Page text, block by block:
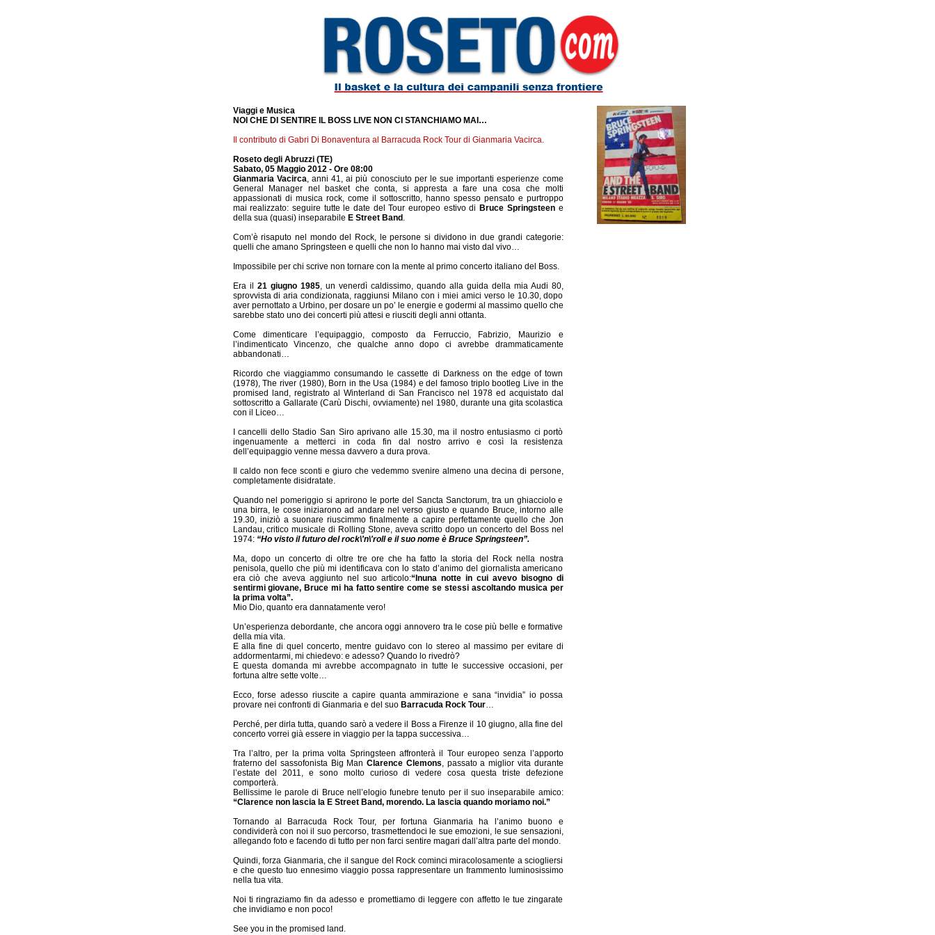
Viaggi e Musica
NOI CHE DI SENTIRE IL BOSS LIVE NON CI STANCHIAMO MAI…
Il contributo di Gabri Di Bonaventura al Barracuda Rock Tour di Gianmaria Vacirca.
Roseto degli Abruzzi (TE)
Sabato, 05 Maggio 2012 - Ore 08:00
Gianmaria Vacirca, anni 41, ai più conosciuto per le sue importanti esperienze come
General Manager nel basket che conta, si appresta a fare una cosa che molti
appassionati di musica rock, come il sottoscritto, hanno spesso pensato e purtroppo
mai realizzato: seguire tutte le date del Tour europeo estivo di Bruce Springsteene
della sua (quasi) inseparabile E Street Band .
Com’è risaputo nel mondo del Rock, le persone si dividono in due grandi categorie:
quelli che amano Springsteen e quelli che non lo hanno mai visto dal vivo…
Impossibile per chi scrive non tornare con la mente al primo concerto italiano del Boss.
Era il 21 giugno 1985, un venerdì caldissimo, quando alla guida della mia Audi 80,
sprovvista di aria condizionata, raggiunsi Milano con i miei amici verso le 10.30, dopo
aver pernottato a Urbino, per dosare un po’ le energie e godermi al massimo quello che
sarebbe stato uno dei concerti più attesi e riusciti degli anni ottanta.
Come dimenticare l’equipaggio, composto da Ferruccio, Fabrizio, Maurizio e
l’indimenticato Vincenzo, che qualche anno dopo ci avrebbe drammaticamente
abbandonati…
Ricordo che viaggiammo consumando le cassette di Darkness on the edge of town
(1978), The river (1980), Born in the Usa (1984) e del famoso triplo bootleg Live in the
promised land, registrato al Winterland di San Francisco nel 1978 ed acquistato dal
sottoscritto a Gallarate (Carù Dischi, ovviamente) nel 1980, durante una gita scolastica
con il Liceo…
I cancelli dello Stadio San Siro aprivano alle 15.30, ma il nostro entusiasmo ci portò
ingenuamente a metterci in coda fin dal nostro arrivo e così la resistenza
dell’equipaggio venne messa davvero a dura prova.
Il caldo non fece sconti e giuro che vedemmo svenire almeno una decina di persone,
completamente disidratate.
Quando nel pomeriggio si aprirono le porte del Sancta Sanctorum, tra un ghiacciolo e
una birra, le cose iniziarono ad andare nel verso giusto e quando Bruce, intorno alle
19.30, iniziò a suonare riuscimmo finalmente a capire perfettamente quello che Jon
Landau, critico musicale di Rolling Stone, aveva scritto dopo un concerto del Boss nel
1974: “Ho visto il futuro del rock\'n\'roll e il suo nome è Bruce Springsteen”.
Ma, dopo un concerto di oltre tre ore che ha fatto la storia del Rock nella nostra
penisola, quello che più mi identificava con lo stato d’animo del giornalista americano
era ciò che aveva aggiunto nel suo articolo:“Inuna nottein cui avevo bisogno di
sentirmi giovane, Bruce mi ha fatto sentire come se stessi ascoltando musica per
la prima volta”.
Mio Dio, quanto era dannatamente vero!
Un’esperienza debordante, che ancora oggi annovero tra le cose più belle e formative
della mia vita.
E alla fine di quel concerto, mentre guidavo con lo stereo al massimo per evitare di
addormentarmi, mi chiedevo: e adesso? Quando lo rivedrò?
E questa domanda mi avrebbe accompagnato in tutte le successive occasioni, per
fortuna altre sette volte…
Ecco, forse adesso riuscite a capire quanta ammirazione e sana “invidia” io possa
provare nei confronti di Gianmaria e del suo Barracuda Rock Tour…
Perché, per dirla tutta, quando sarò a vedere il Boss a Firenze il 10 giugno, alla fine del
concerto vorrei già essere in viaggio per la tappa successiva…
Tra l’altro, per la prima volta Springsteen affronterà il Tour europeo senza l’apporto
fraterno del sassofonista Big ManClarence Clemons, passato a miglior vita durante
l’estate del 2011, e sono molto curioso di vedere cosa questa triste defezione
comporterà.
Bellissime le parole di Bruce nell’elogio funebre tenuto per il suo inseparabile amico:
“Clarence non lascia la E Street Band, morendo. La lascia quando moriamo noi.”
Tornando al Barracuda Rock Tour, per fortuna Gianmaria ha l’animo buono e
condividerà con noi il suo percorso, trasmettendoci le sue emozioni, le sue sensazioni,
allegando foto e facendo di tutto per non farci sentire magari dall’altra parte del mondo.
Quindi, forza Gianmaria, che il sangue del Rock cominci miracolosamente a sciogliersi
e che questo tuo ennesimo viaggio possa rappresentare un frammento luminosissimo
nella tua vita.
Noi ti ringraziamo fin da adesso e promettiamo di leggere con affetto le tue zingarate
che invidiamo e non poco!
See you in the promised land.